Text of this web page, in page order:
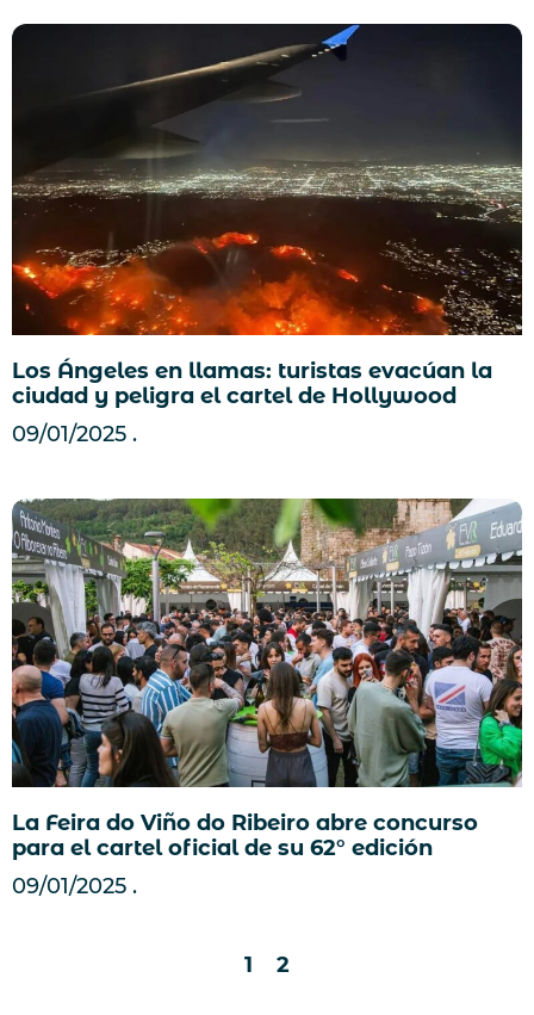
Los Ángeles en llamas: turistas evacúan la
ciudad y peligra el cartel de Hollywood
09/01/2025
La Feira do Viño do Ribeiro abre concurso
para el cartel oficial de su 62° edición
09/01/2025
1 2